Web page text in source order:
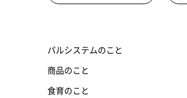
パルシステムのこと
商品のこと
食育のこと